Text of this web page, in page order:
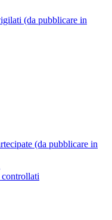
(da pubblicare in
(da pubblicare in